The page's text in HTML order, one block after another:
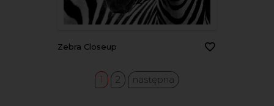
Zebra Closeup
1 2 następna